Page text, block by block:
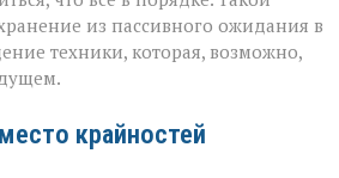
из пассивного ожидания в
техники, которая, возможно,
крайностей